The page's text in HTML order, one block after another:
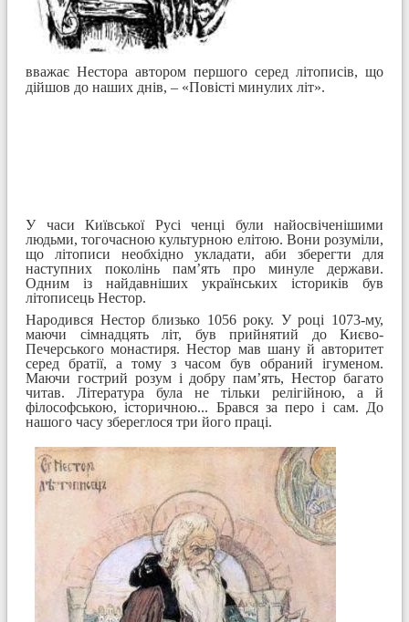
вважає Нестора автором першого серед літописів, що
дійшов до наших днів, – «Повісті минулих літ».
У часи Київської Русі ченці були найосвіченішими
людьми, тогочасною культурною елітою. Вони розуміли,
що літописи необхідно укладати, аби зберегти для
наступних поколінь пам’ять про минуле держави.
Одним із найдавніших українських істориків був
літописець Нестор.
Народився Нестор близько 1056 року. У році 1073-му,
маючи сімнадцять літ, був прийнятий до Києво-
Печерського монастиря. Нестор мав шану й авторитет
серед братії, а тому з часом був обраний ігуменом.
Маючи гострий розум і добру пам’ять, Нестор багато
читав. Література була не тільки релігійною, а й
філософською, історичною... Брався за перо і сам. До
нашого часу збереглося три його праці.